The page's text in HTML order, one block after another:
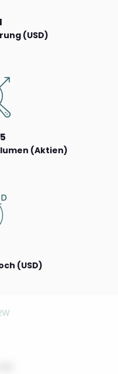
(USD)
(Aktien)
(USD)